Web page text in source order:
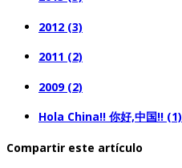
2012 (3)
2011 (2)
2009 (2)
Hola China!! 你好,中国!! (1)
Compartir este artículo